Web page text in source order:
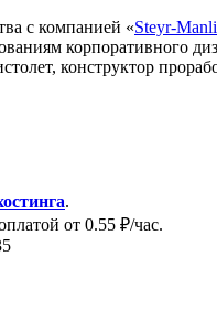
с компанией «Steyr-
корпоративного
конструктор
.
от 0.55 ₽/час.